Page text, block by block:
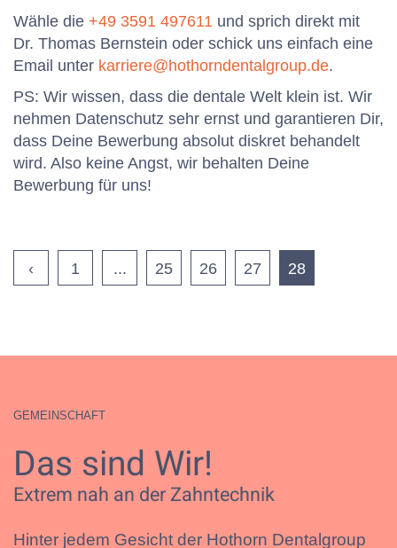
Wähle die +49 3591 497611 und sprich direkt mit
Dr. Thomas Bernstein oder schick uns einfach eine
Email unter karriere@hothorndentalgroup.de.
PS: Wir wissen, dass die dentale Welt klein ist. Wir
nehmen Datenschutz sehr ernst und garantieren Dir,
dass Deine Bewerbung absolut diskret behandelt
wird. Also keine Angst, wir behalten Deine
Bewerbung für uns!
‹ 1 ... 25 26 27 28
GEMEINSCHAFT
Das sind Wir!
Extrem nah an der Zahntechnik
Hinter jedem Gesicht der Hothorn Dentalgroup